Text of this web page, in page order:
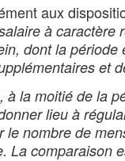
aux
à caractère
dont la période
et
à la moitié de la
lieu à
le nombre de
La comparaison